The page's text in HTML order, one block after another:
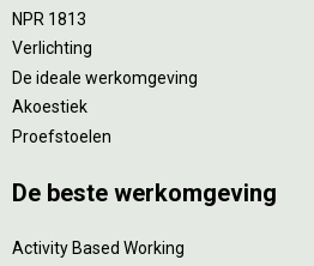
NPR 1813
Verlichting
De ideale werkomgeving
Akoestiek
Proefstoelen
De beste werkomgeving
Activity Based Working